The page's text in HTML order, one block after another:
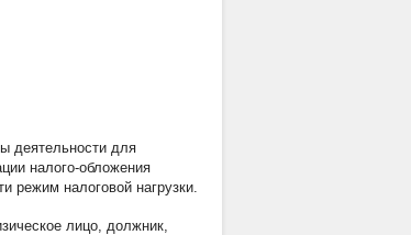
деятельности для
налого-обложения
режим налоговой нагрузки.
лицо, должник,